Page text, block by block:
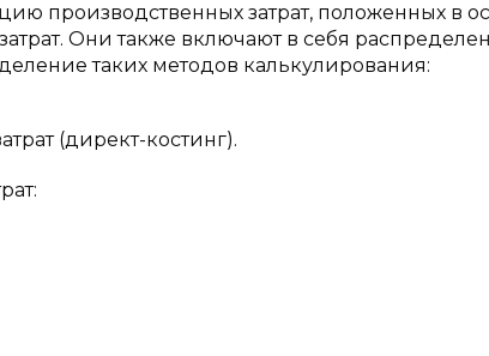
производственных затрат, положенных в
Они также включают в себя
таких методов калькулирования:
(директ-костинг).